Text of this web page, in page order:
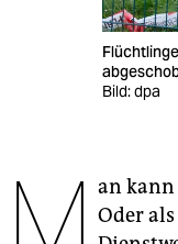
veranstaltungen
abo
Bild: dpa
an kann
Oder